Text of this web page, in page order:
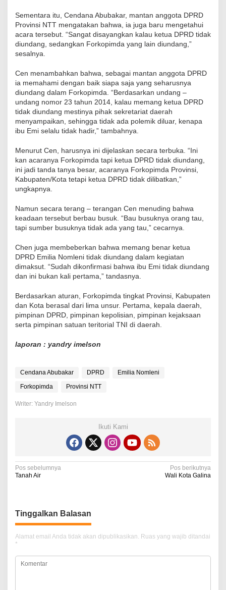
Sementara itu, Cendana Abubakar, mantan anggota DPRD
Provinsi NTT mengatakan bahwa, ia juga baru mengetahui
acara tersebut. “Sangat disayangkan kalau ketua DPRD tidak
diundang, sedangkan Forkopimda yang lain diundang,”
sesalnya.
Cen menambahkan bahwa, sebagai mantan anggota DPRD
ia memahami dengan baik siapa saja yang seharusnya
diundang dalam Forkopimda. “Berdasarkan undang –
undang nomor 23 tahun 2014, kalau memang ketua DPRD
tidak diundang mestinya pihak sekretariat daerah
menyampaikan, sehingga tidak ada polemik diluar, kenapa
ibu Emi selalu tidak hadir,” tambahnya.
Menurut Cen, harusnya ini dijelaskan secara terbuka. “Ini
kan acaranya Forkopimda tapi ketua DPRD tidak diundang,
ini jadi tanda tanya besar, acaranya Forkopimda Provinsi,
Kabupaten/Kota tetapi ketua DPRD tidak dilibatkan,”
ungkapnya.
Namun secara terang – terangan Cen menuding bahwa
keadaan tersebut berbau busuk. “Bau busuknya orang tau,
tapi sumber busuknya tidak ada yang tau,” cecarnya.
Chen juga membeberkan bahwa memang benar ketua
DPRD Emilia Nomleni tidak diundang dalam kegiatan
dimaksut. “Sudah dikonfirmasi bahwa ibu Emi tidak diundang
dan ini bukan kali pertama,” tandasnya.
Berdasarkan aturan, Forkopimda tingkat Provinsi, Kabupaten
dan Kota berasal dari lima unsur. Pertama, kepala daerah,
pimpinan DPRD, pimpinan kepolisian, pimpinan kejaksaan
serta pimpinan satuan teritorial TNI di daerah.
laporan : yandry imelson
Cendana Abubakar DPRD
Emilia Nomleni
Forkopimda
Provinsi NTT
Writer: Yandry Imelson
Ikuti Kami
N
i
g
a
s
Pos sebelumnya
Tanah Air
Pos berikutnya
Wali Kota Galina
Tinggalkan Balasan
Alamat email Anda tidak akan dipublikasikan. Ruas yang wajib ditandai
*